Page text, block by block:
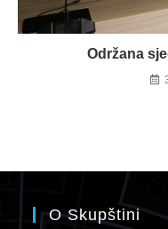
Održana
O Skupštini